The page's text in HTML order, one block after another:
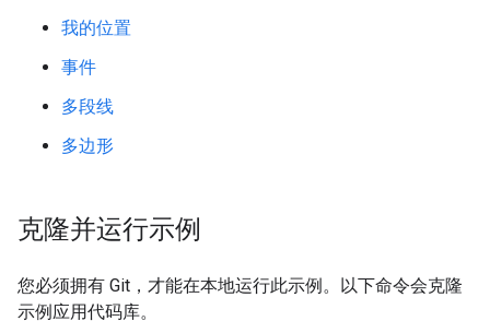
我的位置
事件
多段线
多边形
克隆并运行示例
您必须拥有 Git，才能在本地运行此示例。以下命令会克隆
示例应用代码库。